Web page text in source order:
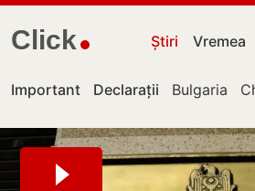
Click Știri Vremea
Important Declarații Bulgaria